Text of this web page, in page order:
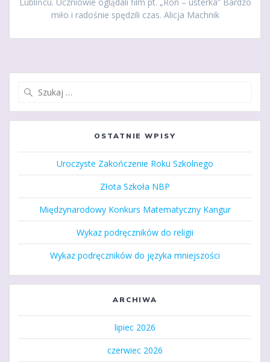
Lublińcu. Uczniowie oglądali film pt. „Ron – usterka” Bardzo
miło i radośnie spędzili czas. Alicja Machnik
OSTATNIE WPISY
Uroczyste Zakończenie Roku Szkolnego
Złota Szkoła NBP
Międzynarodowy Konkurs Matematyczny Kangur
Wykaz podręczników do religii
Wykaz podręczników do języka mniejszości
ARCHIWA
lipiec 2026
czerwiec 2026